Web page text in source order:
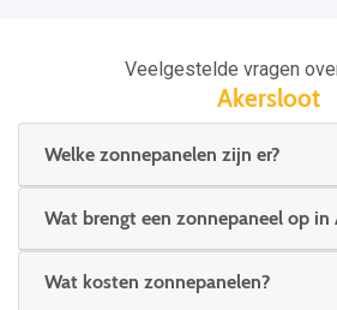
Veelgestelde vragen
Akersloot
Welke zonnepanelen zijn er?
Wat brengt een zonnepaneel op in
Wat kosten zonnepanelen?